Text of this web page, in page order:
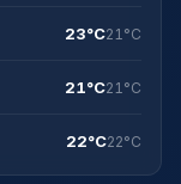
23°C21°C
21°C21°C
22°C22°C